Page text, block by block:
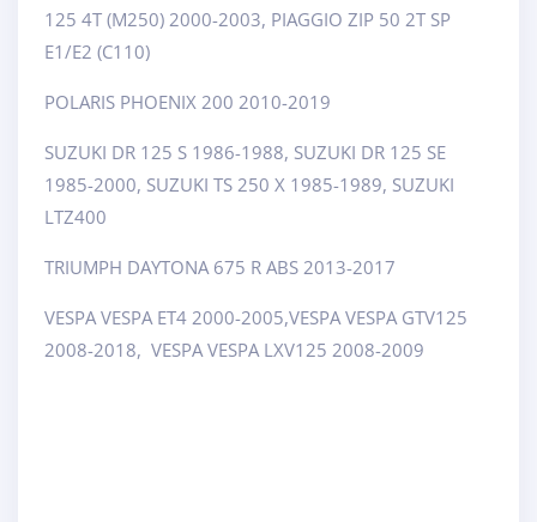
125 4T (M250) 2000-2003, PIAGGIO ZIP 50 2T SP
E1/E2 (C110)
POLARIS PHOENIX 200 2010-2019
SUZUKI DR 125 S 1986-1988, SUZUKI DR 125 SE
1985-2000, SUZUKI TS 250 X 1985-1989, SUZUKI
LTZ400
TRIUMPH DAYTONA 675 R ABS 2013-2017
VESPA VESPA ET4 2000-2005,VESPA VESPA GTV125
2008-2018, VESPA VESPA LXV125 2008-2009